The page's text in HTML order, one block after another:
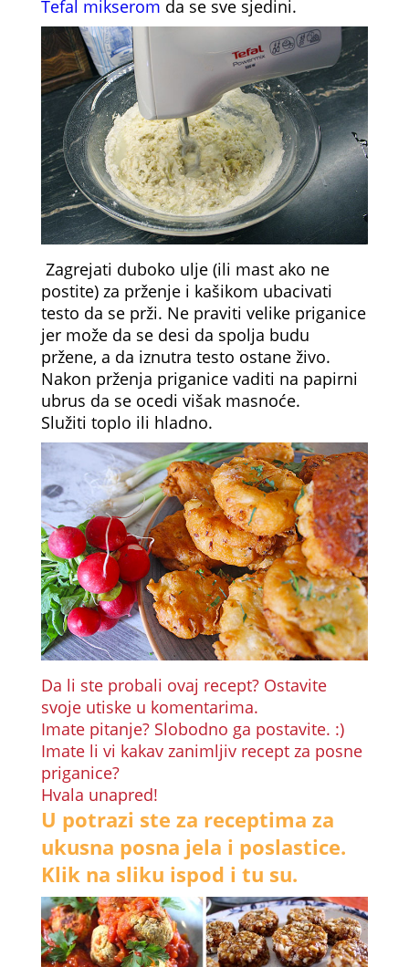
Tefal mikserom da se sve sjedini.
Zagrejati duboko ulje (ili mast ako ne
postite) za prženje i kašikom ubacivati
testo da se prži. Ne praviti velike priganice
jer može da se desi da spolja budu
pržene, a da iznutra testo ostane živo.
Nakon prženja priganice vaditi na papirni
ubrus da se ocedi višak masnoće.
Služiti toplo ili hladno.
Da li ste probali ovaj recept? Ostavite
svoje utiske u komentarima.
Imate pitanje? Slobodno ga postavite. :)
Imate li vi kakav zanimljiv recept za posne
priganice?
Hvala unapred!
U potrazi ste za receptima za
ukusna posna jela i poslastice.
Klik na sliku ispod i tu su.